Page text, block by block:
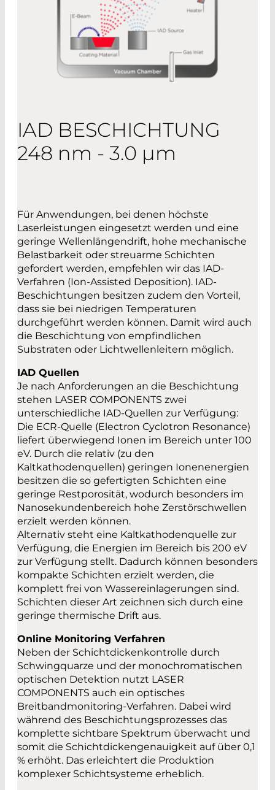
IAD BESCHICHTUNG
248 nm - 3.0 µm
Für Anwendungen, bei denen höchste
Laserleistungen eingesetzt werden und eine
geringe Wellenlängendrift, hohe mechanische
Belastbarkeit oder streuarme Schichten
gefordert werden, empfehlen wir das IAD-
Verfahren (Ion-Assisted Deposition). IAD-
Beschichtungen besitzen zudem den Vorteil,
dass sie bei niedrigen Temperaturen
durchgeführt werden können. Damit wird auch
die Beschichtung von empfindlichen
Substraten oder Lichtwellenleitern möglich.
IAD Quellen
Je nach Anforderungen an die Beschichtung
stehen LASER COMPONENTS zwei
unterschiedliche IAD-Quellen zur Verfügung:
Die ECR-Quelle (Electron Cyclotron Resonance)
liefert überwiegend Ionen im Bereich unter 100
eV. Durch die relativ (zu den
Kaltkathodenquellen) geringen Ionenenergien
besitzen die so gefertigten Schichten eine
geringe Restporosität, wodurch besonders im
Nanosekundenbereich hohe Zerstörschwellen
erzielt werden können.
Alternativ steht eine Kaltkathodenquelle zur
Verfügung, die Energien im Bereich bis 200 eV
zur Verfügung stellt. Dadurch können besonders
kompakte Schichten erzielt werden, die
komplett frei von Wassereinlagerungen sind.
Schichten dieser Art zeichnen sich durch eine
geringe thermische Drift aus.
Online Monitoring Verfahren
Neben der Schichtdickenkontrolle durch
Schwingquarze und der monochromatischen
optischen Detektion nutzt LASER
COMPONENTS auch ein optisches
Breitbandmonitoring-Verfahren. Dabei wird
während des Beschichtungsprozesses das
komplette sichtbare Spektrum überwacht und
somit die Schichtdickengenauigkeit auf über 0,1
% erhöht. Das erleichtert die Produktion
komplexer Schichtsysteme erheblich.